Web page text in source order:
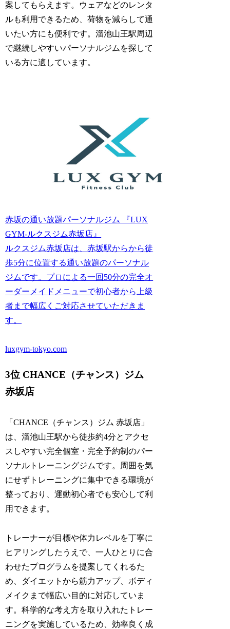
案してもらえます。ウェアなどのレンタ
ルも利用できるため、荷物を減らして通
いたい方にも便利です。溜池山王駅周辺
で継続しやすいパーソナルジムを探して
いる方に適しています。
赤坂の通い放題パーソナルジム 『LUX
GYM-ルクスジム赤坂店』
ルクスジム赤坂店は、赤坂駅からから徒
歩5分に位置する通い放題のパーソナル
ジムです。プロによる一回50分の完全オ
ーダーメイドメニューで初心者から上級
者まで幅広くご対応させていただきま
す。
luxgym-tokyo.com
3位 CHANCE（チャンス）ジム
赤坂店
「CHANCE（チャンス）ジム 赤坂店」
は、溜池山王駅から徒歩約4分とアクセ
スしやすい完全個室・完全予約制のパー
ソナルトレーニングジムです。周囲を気
にせずトレーニングに集中できる環境が
整っており、運動初心者でも安心して利
用できます。
トレーナーが目標や体力レベルを丁寧に
ヒアリングしたうえで、一人ひとりに合
わせたプログラムを提案してくれるた
め、ダイエットから筋力アップ、ボディ
メイクまで幅広い目的に対応していま
す。科学的な考え方を取り入れたトレー
ニングを実施しているため、効率良く成